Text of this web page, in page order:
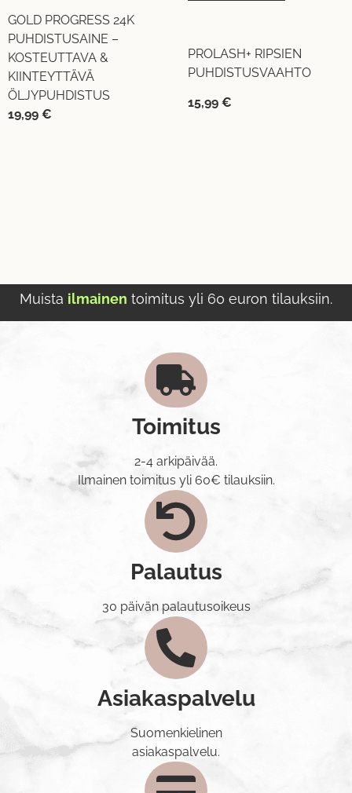
GOLD PROGRESS 24K
PUHDISTUSAINE –
KOSTEUTTAVA &
KIINTEYTTÄVÄ
ÖLJYPUHDISTUS
19,99 €
PROLASH+ RIPSIEN
PUHDISTUSVAAHTO
15,99 €
Muista ilmainen toimitus yli 60 euron tilauksiin.
Toimitus
2-4 arkipäivää.
Ilmainen toimitus yli 60€ tilauksiin.
Palautus
30 päivän palautusoikeus
Asiakaspalvelu
Suomenkielinen
asiakaspalvelu.